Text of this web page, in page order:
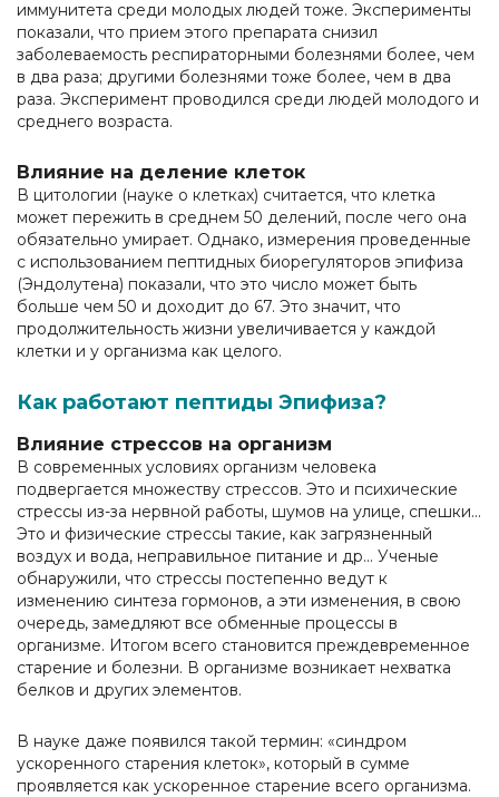
иммунитета среди молодых людей тоже. Эксперименты
показали, что прием этого препарата снизил
заболеваемость респираторными болезнями более, чем
в два раза; другими болезнями тоже более, чем в два
раза. Эксперимент проводился среди людей молодого и
среднего возраста.
Влияние на деление клеток
В цитологии (науке о клетках) считается, что клетка
может пережить в среднем 50 делений, после чего она
обязательно умирает. Однако, измерения проведенные
с использованием пептидных биорегуляторов эпифиза
(Эндолутена) показали, что это число может быть
больше чем 50 и доходит до 67. Это значит, что
продолжительность жизни увеличивается у каждой
клетки и у организма как целого.
Как работают пептиды Эпифиза?
Влияние стрессов на организм
В современных условиях организм человека
подвергается множеству стрессов. Это и психические
стрессы из-за нервной работы, шумов на улице, спешки...
Это и физические стрессы такие, как загрязненный
воздух и вода, неправильное питание и др... Ученые
обнаружили, что стрессы постепенно ведут к
изменению синтеза гормонов, а эти изменения, в свою
очередь, замедляют все обменные процессы в
организме. Итогом всего становится преждевременное
старение и болезни. В организме возникает нехватка
белков и других элементов.
В науке даже появился такой термин: «синдром
ускоренного старения клеток», который в сумме
проявляется как ускоренное старение всего организма.